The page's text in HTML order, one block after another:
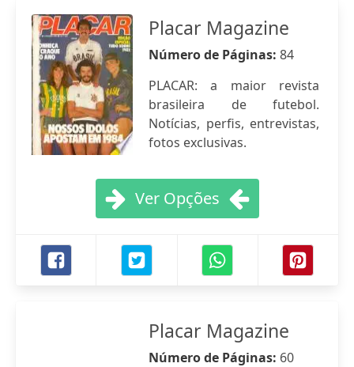
Placar Magazine
Número de Páginas: 84
PLACAR: a maior revista
brasileira de futebol.
Notícias, perfis, entrevistas,
fotos exclusivas.
Ver Opções
Placar Magazine
Número de Páginas: 60